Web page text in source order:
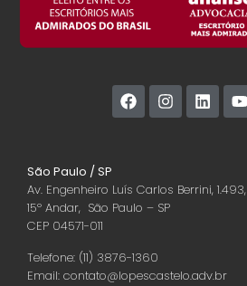
São Paulo / SP
Av. Engenheiro Luís Carlos Berrini, 1.493,
15º Andar, São Paulo – SP
CEP 04571-011
Telefone: (11) 3876-1360
Email: contato@lopescastelo.adv.br